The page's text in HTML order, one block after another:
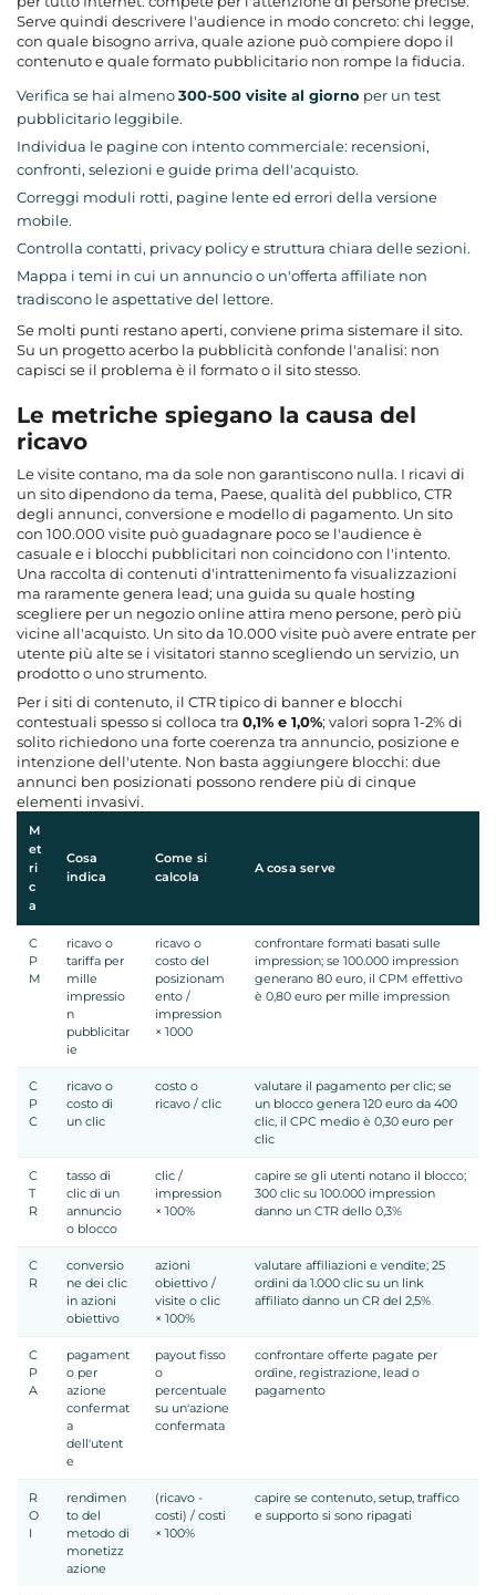
Serve quindi descrivere l'audience in modo concreto: chi legge,
con quale bisogno arriva, quale azione può compiere dopo il
contenuto e quale formato pubblicitario non rompe la fiducia.
Verifica se hai almeno300-500 visite al giorno per un test
pubblicitario leggibile.
Individua le pagine con intento commerciale: recensioni,
confronti, selezioni e guide prima dell'acquisto.
Correggi moduli rotti, pagine lente ed errori della versione
mobile.
Controlla contatti, privacy policy e struttura chiara delle sezioni.
Mappa i temi in cui un annuncio o un'offerta affiliate non
tradiscono le aspettative del lettore.
Se molti punti restano aperti, conviene prima sistemare il sito.
Su un progetto acerbo la pubblicità confonde l'analisi: non
capisci se il problema è il formato o il sito stesso.
Le metriche spiegano la causa del
ricavo
Le visite contano, ma da sole non garantiscono nulla. I ricavi di
un sito dipendono da tema, Paese, qualità del pubblico, CTR
degli annunci, conversione e modello di pagamento. Un sito
con 100.000 visite può guadagnare poco se l'audience è
casuale e i blocchi pubblicitari non coincidono con l'intento.
Una raccolta di contenuti d'intrattenimento fa visualizzazioni
ma raramente genera lead; una guida su quale hosting
scegliere per un negozio online attira meno persone, però più
vicine all'acquisto. Un sito da 10.000 visite può avere entrate per
utente più alte se i visitatori stanno scegliendo un servizio, un
prodotto o uno strumento.
Per i siti di contenuto, il CTRtipico di banner e blocchi
contestuali spesso si colloca tra 0,1% e 1,0%; valori sopra 1-2% di
solito richiedono una forte coerenza tra annuncio, posizione e
intenzione dell'utente. Non basta aggiungere blocchi: due
annunci ben posizionati possono rendere più di cinque
elementi invasivi.
M
et
ri
c
a
Cosa
indica
Come si
calcola
A cosa serve
C
P
M
ricavo o
tariffa per
mille
impressio
n
pubblicitar
ie
ricavo o
costo del
posizionam
ento /
impression
× 1000
confrontare formati basati sulle
impression; se 100.000 impression
generano 80 euro, il CPM effettivo
è 0,80 euro per mille impression
C
P
C
ricavo o
costo di
un clic
costo o
ricavo / clic
valutare il pagamento per clic; se
un blocco genera 120 euro da 400
clic, il CPC medio è 0,30 euro per
clic
C
T
R
tasso di
clic di un
annuncio
o blocco
clic /
impression
× 100%
capire se gli utenti notano il blocco;
300 clic su 100.000 impression
danno un CTR dello 0,3%
C
R
conversio
ne dei clic
in azioni
obiettivo
azioni
obiettivo /
visite o clic
× 100%
valutare affiliazioni e vendite; 25
ordini da 1.000 clic su un link
affiliato danno un CR del 2,5%
C
P
A
pagament
o per
azione
confermat
a
dell'utent
e
payout fisso
o
percentuale
su un'azione
confermata
confrontare offerte pagate per
ordine, registrazione, lead o
pagamento
R
O
I
rendimen
to del
metodo di
monetizz
azione
(ricavo -
costi) / costi
× 100%
capire se contenuto, setup, traffico
e supporto si sono ripagati